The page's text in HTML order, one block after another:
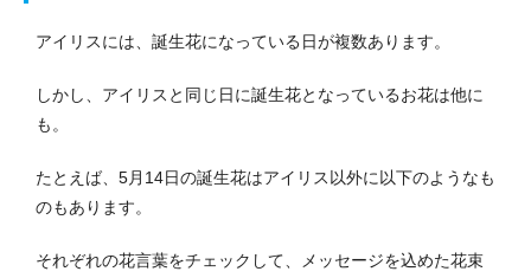
アイリスには、誕生花になっている日が複数あります。
しかし、アイリスと同じ日に誕生花となっているお花は他に
も。
たとえば、5月14日の誕生花はアイリス以外に以下のようなも
のもあります。
それぞれの花言葉をチェックして、メッセージを込めた花束